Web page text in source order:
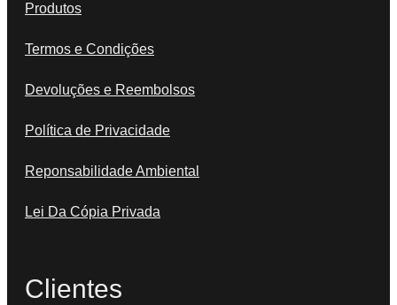
Produtos
Termos e Condições
Devoluções e Reembolsos
Política de Privacidade
Reponsabilidade Ambiental
Lei Da Cópia Privada
Clientes